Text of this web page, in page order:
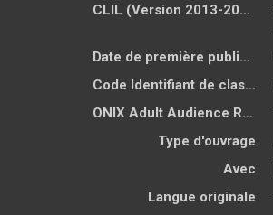
CLIL (Version 2013-2019 )
Date de première publication du titre
Code Identifiant de classement sujet
ONIX Adult Audience Rating
Type d'ouvrage
Avec
Langue originale